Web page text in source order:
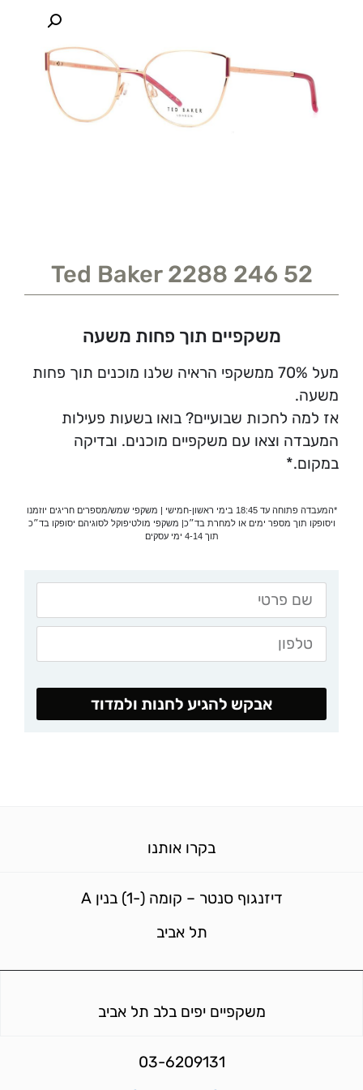
Ted Baker 2288 246 52
משקפיים תוך פחות משעה
מעל 70% ממשקפי הראיה שלנו מוכנים תוך פחות
משעה.
אז למה לחכות שבועיים? בואו בשעות פעילות
המעבדה וצאו עם משקפיים מוכנים. ובדיקה
במקום.*
*המעבדה פתוחה עד 18:45 בימי ראשון-חמישי | משקפי שמש/מספרים חריגים יוזמנו
ויסופקו תוך מספר ימים או למחרת בד״כ| משקפי מולטיפוקל לסוגיהם יסופקו בד״כ
תוך 4-14 ימי עסקים
אבקש להגיע לחנות ולמדוד
בקרו אותנו
דיזנגוף סנטר – קומה (-1) בנין A
תל אביב
משקפיים יפים בלב תל אביב
03-6209131